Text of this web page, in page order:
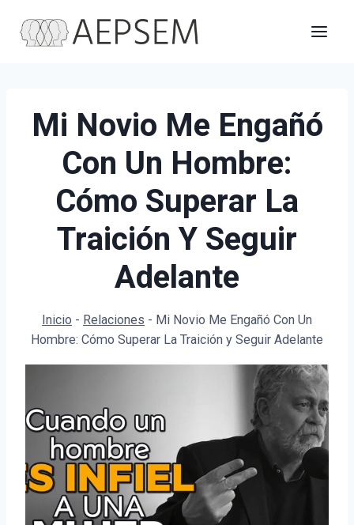
Mi Novio Me Engañó
Con Un Hombre:
Cómo Superar La
Traición Y Seguir
Adelante
Inicio - Relaciones - Mi Novio Me Engañó Con Un
Hombre: Cómo Superar La Traición y Seguir Adelante